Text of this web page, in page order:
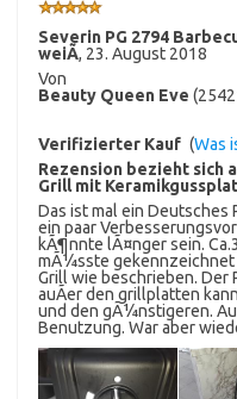
Severin PG 2794
weiÃ, 23. August 2018
Von
Beauty Queen Eve
Verifizierter Kauf (Was
Rezension bezieht sich
Grill mit
Das ist mal ein
ein paar
kÃ¶nnte lÃ¤nger sein.
mÃ¼sste
Grill wie beschrieben. Der
auÃer den grillplatten
und den gÃ¼nstigeren.
Benutzung. War aber